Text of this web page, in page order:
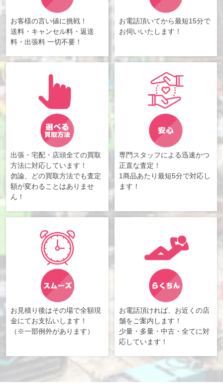
お客様の言い値に挑戦！
送料・キャンセル料・返送
料・出張料 一切不要！
お電話頂いてから最短15分で
お伺いいたします！
出張・宅配・店頭全ての買取
方法に対応しています！
勿論、どの買取方法でも査定
額が変わることはありませ
ん！
専門スタッフによる迅速かつ
正直な査定！
1商品あたり最短5分で対応し
ます！
お見積り後はその場で全額現
金にてお支払いします！
（※一部例外があります）
お電話頂ければ、お近くの店
舗をご案内します！
少量・多量・中古・全てに対
応しています！